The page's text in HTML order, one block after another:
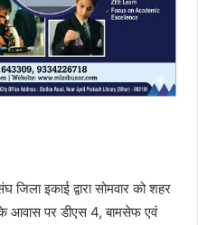
इकाई द्वारा सोमवार को शहर
आवास पर डीएस 4, बामसेफ एवं